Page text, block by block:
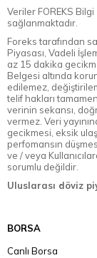
Veriler FOREKS
sağlanmaktadır.
Foreks tarafından
Piyasası, Vadeli
az 15 dakika
Belgesi altında
edilemez,
telif hakları
verinin sekansı,
vermez. Veri
gecikmesi, eksik
perfomansın
ve / veya
sorumlu değildir.
Uluslarası döviz
BORSA
Canlı Borsa